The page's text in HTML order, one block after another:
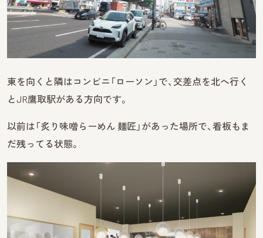
東を向くと隣はコンビニ「ローソン」で、交差点を北へ行く
とJR鷹取駅がある方向です。
以前は「炙り味噌らーめん 麺匠」があった場所で、看板もま
だ残ってる状態。